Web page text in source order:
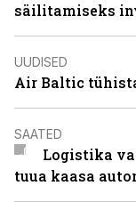
säilitamiseks
UUDISED
Air Baltic
SAATED
Logistika
tuua kaasa